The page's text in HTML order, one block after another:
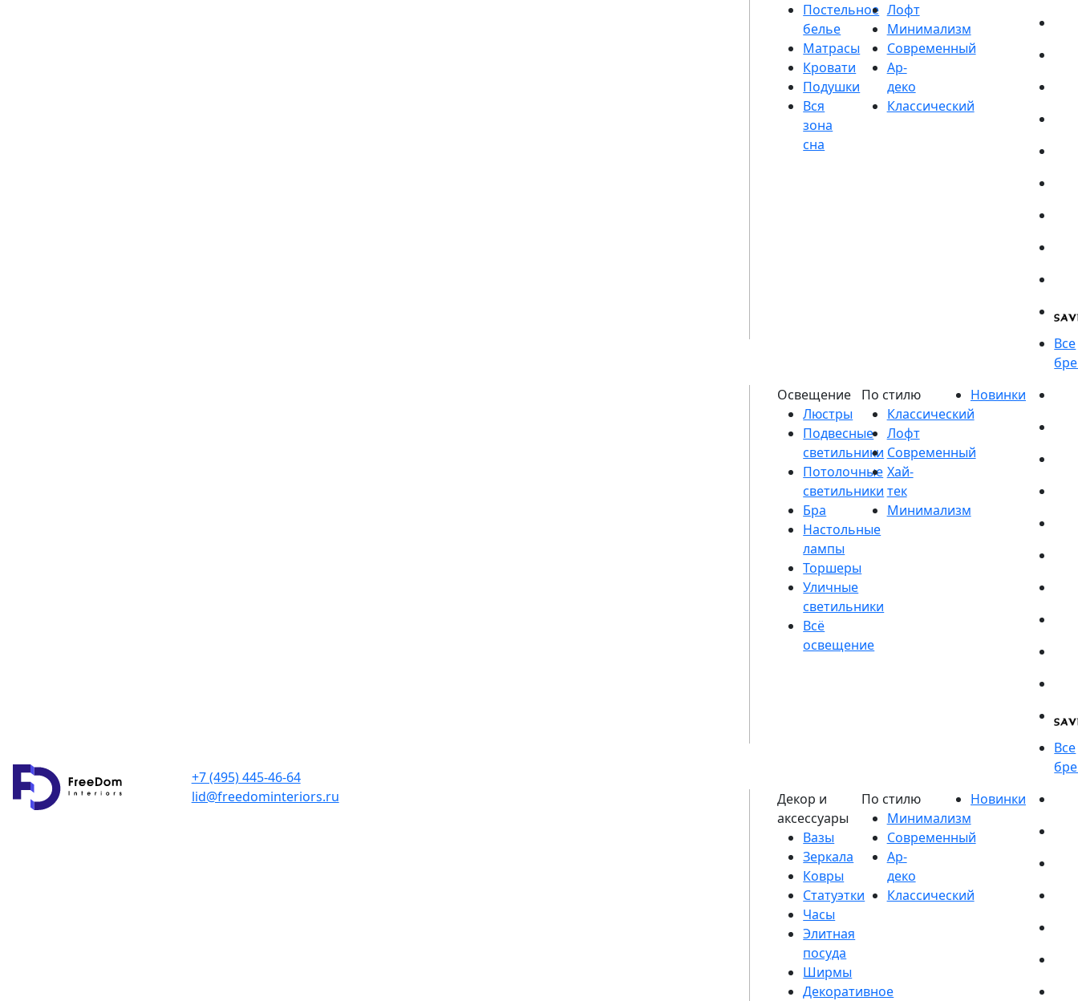
+7 (495) 445-46-64
lid@freedominteriors.ru
Постельное
белье
Матрасы
Кровати
Подушки
Люстры
Подвесные
светильники
Потолочные
светильники
Бра
Настольные
лампы
Торшеры
Уличные
светильники
Вазы
Зеркала
Ковры
Статуэтки
Часы
Элитная
посуда
Ширмы
Декоративное